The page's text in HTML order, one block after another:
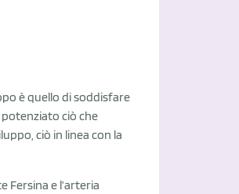
è quello di soddisfare
ciò che
ciò in linea con la
Fersina e l’arteria